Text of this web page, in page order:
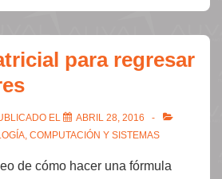
para regresar
EL
ABRIL 28, 2016
COMPUTACIÓN Y SISTEMAS
de cómo hacer una fórmula